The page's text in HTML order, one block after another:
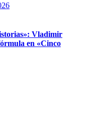
Vladimir
en «Cinco